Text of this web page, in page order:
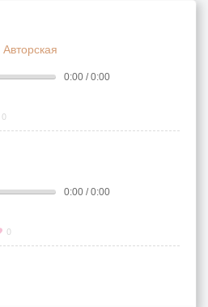
Авторская
0:00 / 0:00
0
0:00 / 0:00
0